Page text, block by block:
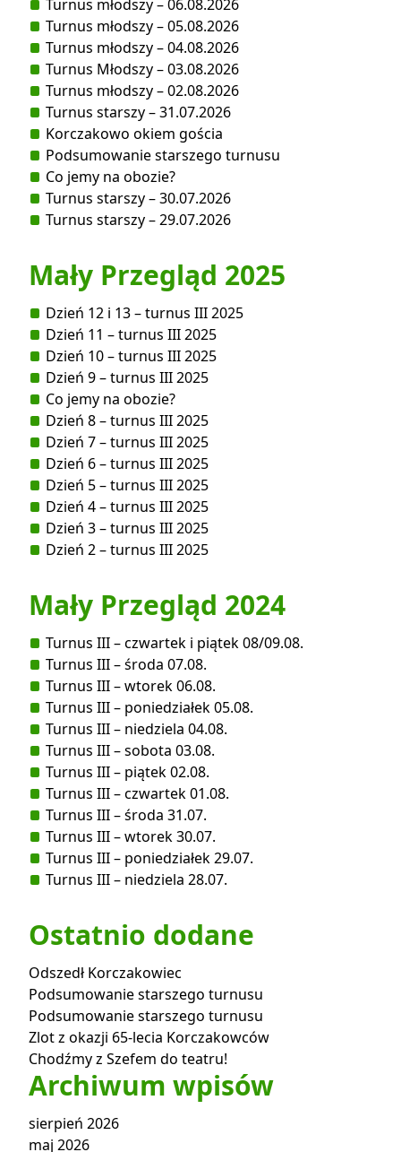
Turnus młodszy – 06.08.2026
Turnus młodszy – 05.08.2026
Turnus młodszy – 04.08.2026
Turnus Młodszy – 03.08.2026
Turnus młodszy – 02.08.2026
Turnus starszy – 31.07.2026
Korczakowo okiem gościa
Podsumowanie starszego turnusu
Co jemy na obozie?
Turnus starszy – 30.07.2026
Turnus starszy – 29.07.2026
Mały Przegląd 2025
Dzień 12 i 13 – turnus III 2025
Dzień 11 – turnus III 2025
Dzień 10 – turnus III 2025
Dzień 9 – turnus III 2025
Co jemy na obozie?
Dzień 8 – turnus III 2025
Dzień 7 – turnus III 2025
Dzień 6 – turnus III 2025
Dzień 5 – turnus III 2025
Dzień 4 – turnus III 2025
Dzień 3 – turnus III 2025
Dzień 2 – turnus III 2025
Mały Przegląd 2024
Turnus III – czwartek i piątek 08/09.08.
Turnus III – środa 07.08.
Turnus III – wtorek 06.08.
Turnus III – poniedziałek 05.08.
Turnus III – niedziela 04.08.
Turnus III – sobota 03.08.
Turnus III – piątek 02.08.
Turnus III – czwartek 01.08.
Turnus III – środa 31.07.
Turnus III – wtorek 30.07.
Turnus III – poniedziałek 29.07.
Turnus III – niedziela 28.07.
Ostatnio dodane
Odszedł Korczakowiec
Podsumowanie starszego turnusu
Podsumowanie starszego turnusu
Zlot z okazji 65-lecia Korczakowców
Chodźmy z Szefem do teatru!
Archiwum wpisów
sierpień 2026
maj 2026